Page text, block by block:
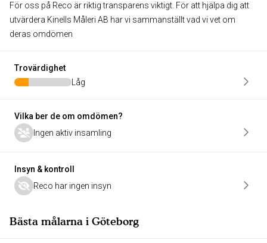
För oss på Reco är riktig transparens viktigt. För att hjälpa dig att
utvärdera Kinells Måleri AB har vi sammanställt vad vi vet om
deras omdömen
Trovärdighet
Låg
Vilka ber de om omdömen?
Ingen aktiv insamling
Insyn & kontroll
Reco har ingen insyn
Bästa målarna i Göteborg